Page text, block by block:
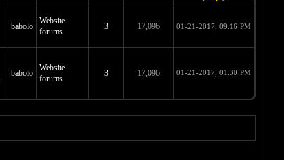
babolo
Website
forums
3 17,096 01-21-2017, 09:16 PM
babolo
Website
forums
3 17,096 01-21-2017, 01:30 PM